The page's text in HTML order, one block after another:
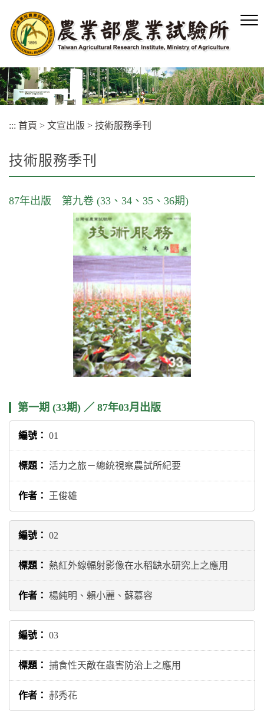
容
區
塊
::: 首頁 > 文宣出版 > 技術服務季刊
技術服務季刊
87年出版 第九卷 (33、34、35、36期)
第一期 (33期) ／ 87年03月出版
01
活力之旅－總統視察農試所紀要
王俊雄
02
熱紅外線輻射影像在水稻缺水研究上之應用
楊純明、賴小麗、蘇慕容
03
捕食性天敵在蟲害防治上之應用
郝秀花